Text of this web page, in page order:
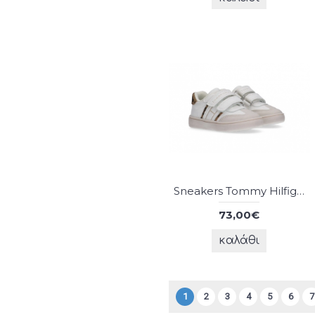
Sneakers Tommy Hilfiger
73,00€
καλάθι
1 2 3 4 5 6 7